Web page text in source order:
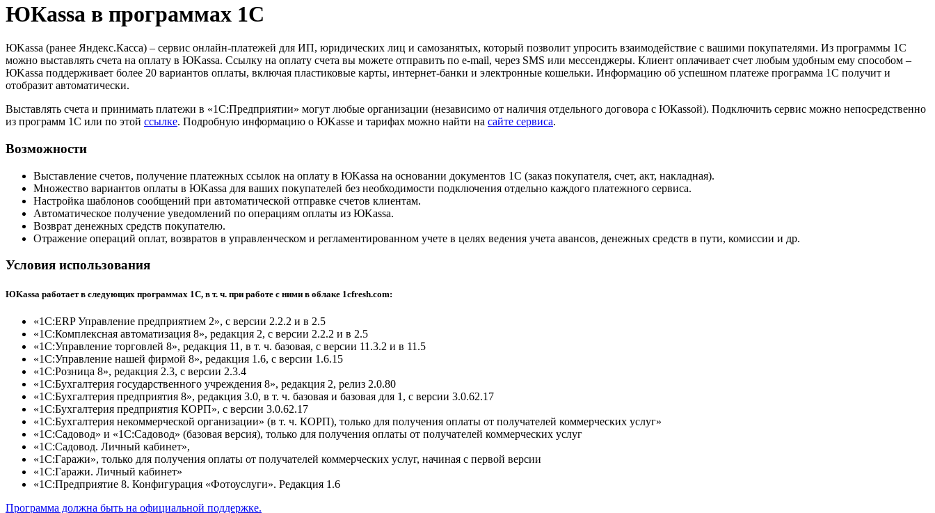
ЮКаssа в программах 1С
ЮKassa (ранее Яндекс.Касса) – сервис онлайн-платежей для ИП, юридических лиц и самозанятых, который позволит упросить взаимодействие с вашими покупателями. Из программы 1С
можно выставлять счета на оплату в ЮKassa. Ссылку на оплату счета вы можете отправить по e-mail, через SMS или мессенджеры. Клиент оплачивает счет любым удобным ему способом –
ЮKassa поддерживает более 20 вариантов оплаты, включая пластиковые карты, интернет-банки и электронные кошельки. Информацию об успешном платеже программа 1С получит и
отобразит автоматически.
Выставлять счета и принимать платежи в «1С:Предприятии» могут любые организации (независимо от наличия отдельного договора с ЮКаssой). Подключить сервис можно непосредственно
из программ 1С или по этой ссылке. Подробную информацию о ЮKassе и тарифах можно найти на сайте сервиса.
Возможности
Выставление счетов, получение платежных ссылок на оплату в ЮKassa на основании документов 1C (заказ покупателя, счет, акт, накладная).
Множество вариантов оплаты в ЮKassa для ваших покупателей без необходимости подключения отдельно каждого платежного сервиса.
Настройка шаблонов сообщений при автоматической отправке счетов клиентам.
Автоматическое получение уведомлений по операциям оплаты из ЮKassa.
Возврат денежных средств покупателю.
Отражение операций оплат, возвратов в управленческом и регламентированном учете в целях ведения учета авансов, денежных средств в пути, комиссии и др.
Условия использования
ЮKassa работает в следующих программах 1С, в т. ч. при работе с ними в облаке 1cfresh.com:
«1С:ERP Управление предприятием 2», с версии 2.2.2 и в 2.5
«1С:Комплексная автоматизация 8», редакция 2, с версии 2.2.2 и в 2.5
«1С:Управление торговлей 8», редакция 11, в т. ч. базовая, с версии 11.3.2 и в 11.5
«1С:Управление нашей фирмой 8», редакция 1.6, с версии 1.6.15
«1С:Розница 8», редакция 2.3, с версии 2.3.4
«1С:Бухгалтерия государственного учреждения 8», редакция 2, релиз 2.0.80
«1С:Бухгалтерия предприятия 8», редакция 3.0, в т. ч. базовая и базовая для 1, с версии 3.0.62.17
«1С:Бухгалтерия предприятия КОРП», с версии 3.0.62.17
«1С:Бухгалтерия некоммерческой организации» (в т. ч. КОРП), только для получения оплаты от получателей коммерческих услуг»
«1С:Садовод» и «1С:Садовод» (базовая версия), только для получения оплаты от получателей коммерческих услуг
«1С:Садовод. Личный кабинет»,
«1С:Гаражи», только для получения оплаты от получателей коммерческих услуг, начиная с первой версии
«1С:Гаражи. Личный кабинет»
«1С:Предприятие 8. Конфигурация «Фотоуслуги». Редакция 1.6
Программа должна быть на официальной поддержке.